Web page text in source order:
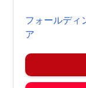
フォールディ
ア